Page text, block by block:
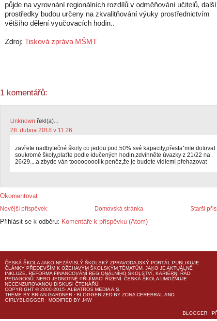
půjde na vyrovnání regionálních rozdílů v odměňování učitelů, další
prostředky budou určeny na zkvalitňování výuky prostřednictvím
většího dělení vyučovacích hodin..
Zdroj: Tisková zpráva MŠMT
1 komentářů:
Unknown řekl(a)...
28. dubna 2018 v 11:26
zavřete nadbytečné školy co jedou pod 50% své kapacity,přestaˇmte dotovat
soukromé školy,plaťte podle idučených hodin,zdvihněte úvazky z 21/22 na
26/29....a zbyde ván toooooooolik peněz,že je budete vidlemi přehazovat
Okomentovat
Novější příspěvek Starší
Domovská stránka
Přihlásit se k odběru: Komentáře k příspěvku (Atom)
ČESKÁ ŠKOLA JAKO NEZÁVISLÝ ŠKOLSKÝ ZPRAVODAJSKÝ PORTÁL PUBLIKUJE
ČLÁNKY PŘEDEVŠÍM K OŽEHAVÝM ŠKOLSKÝM TÉMATŮM, JAKO JE AKTUÁLNĚ
INKLUZE, REFORMA FINANCOVÁNÍ REGIONÁLNÍHO ŠKOLSTVÍ, KARIÉRNÍ ŘÁD
PEDAGOGŮ, NEBO JEDNOTNÉ PŘIJÍMACÍ ŘÍZENÍ. ČESKÁ ŠKOLA UMOŽŇUJE
NECENZUROVANOU DISKUSI ČTENÁŘŮ.
COPYRIGHT © 2000-2015· ALBATROS MEDIA A.S.
THEME BY BRIAN GARDNER · BLOGGERIZED BY ZONA CEREBRAL AND
GIRLYBLOGGER · MODIFIED BY J4W
BLOGGER ·